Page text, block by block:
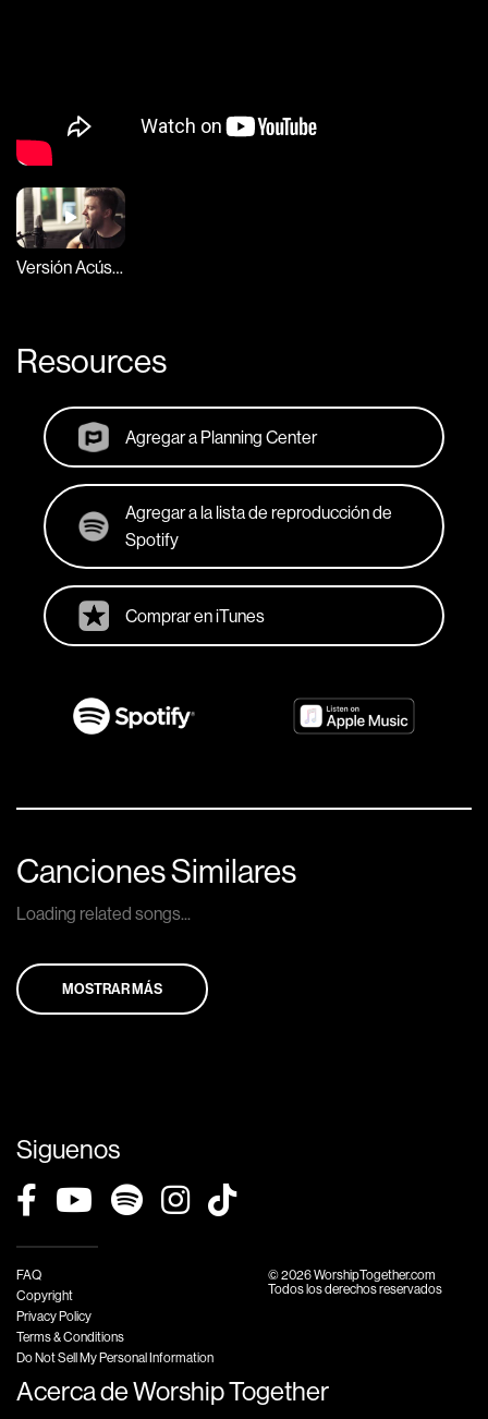
Versión Acústica
Resources
Agregar a Planning Center
Agregar a la lista de reproducción de
Spotify
Comprar en iTunes
Canciones Similares
Loading related songs...
MOSTRAR MÁS
Siguenos
FAQ
Copyright
Privacy Policy
Terms & Conditions
Do Not Sell My Personal Information
© 2026 WorshipTogether.com
Todos los derechos reservados
Acerca de Worship Together